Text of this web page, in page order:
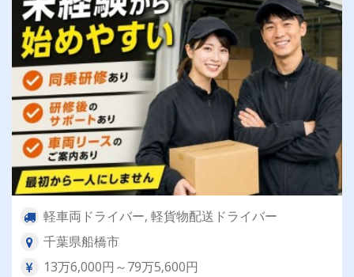
軽車両ドライバー, 軽貨物配送ドライバー
千葉県船橋市
13万6,000円～79万5,600円